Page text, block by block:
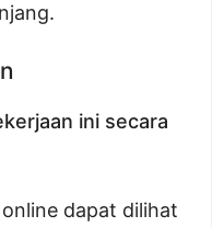
ini secara
dapat dilihat